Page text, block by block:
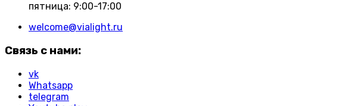
пятница: 9:00-17:00
welcome@vialight.ru
Связь с нами:
vk
Whatsapp
telegram